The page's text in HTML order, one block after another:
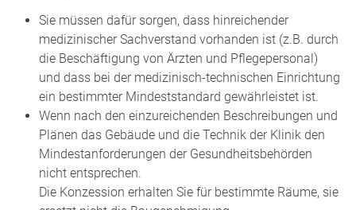
Sie müssen dafür sorgen, dass hinreichender
medizinischer Sachverstand vorhanden ist (z.B. durch
die Beschäftigung von Ärzten und Pflegepersonal)
und dass bei der medizinisch-technischen Einrichtung
ein bestimmter Mindeststandard gewährleistet ist.
Wenn nach den einzureichenden Beschreibungen und
Plänen das Gebäude und die Technik der Klinik den
Mindestanforderungen der Gesundheitsbehörden
nicht entsprechen.
Die Konzession erhalten Sie für bestimmte Räume, sie